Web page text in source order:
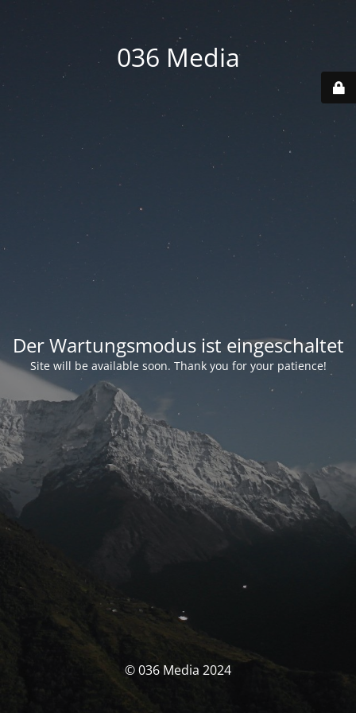
036 Media
Der Wartungsmodus ist eingeschaltet
Site will be available soon. Thank you for your patience!
© 036 Media 2024